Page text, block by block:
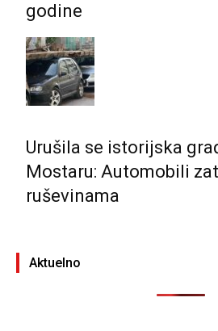
godine
Urušila se istorijska
Mostaru: Automobili
ruševinama
Aktuelno